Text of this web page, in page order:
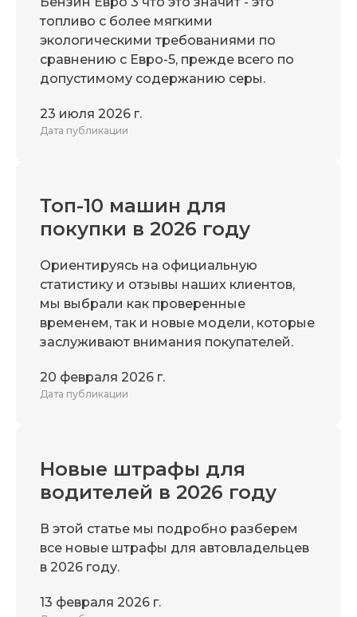
топливо с более мягкими
экологическими требованиями по
сравнению с Евро-5, прежде всего по
допустимому содержанию серы.
23 июля 2026 г.
Дата публикации
Топ-10 машин для
покупки в 2026 году
Ориентируясь на официальную
статистику и отзывы наших клиентов,
мы выбрали как проверенные
временем, так и новые модели, которые
заслуживают внимания покупателей.
20 февраля 2026 г.
Дата публикации
Новые штрафы для
водителей в 2026 году
В этой статье мы подробно разберем
все новые штрафы для автовладельцев
в 2026 году.
13 февраля 2026 г.